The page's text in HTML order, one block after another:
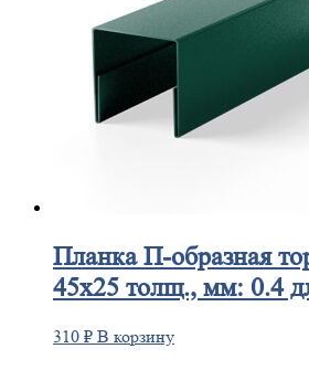
ПланкаП-образная
45х25 толщ., мм: 0.4
310 ₽ В корзину